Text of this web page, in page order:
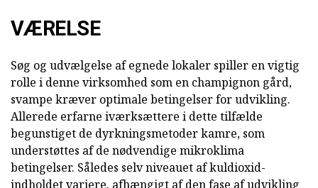
VÆRELSE
Søg og udvælgelse af egnede lokaler spiller en vigtig
rolle i denne virksomhed som en champignon gård,
svampe kræver optimale betingelser for udvikling.
Allerede erfarne iværksættere i dette tilfælde
begunstiget de dyrkningsmetoder kamre, som
understøttes af de nødvendige mikroklima
betingelser. Således selv niveauet af kuldioxid-
indholdet variere, afhængigt af den fase af udvikling